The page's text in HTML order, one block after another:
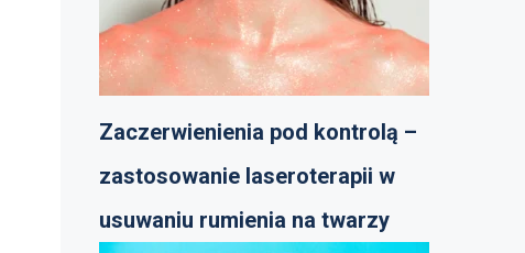
Zaczerwienienia pod kontrolą –
zastosowanie laseroterapii w
usuwaniu rumienia na twarzy